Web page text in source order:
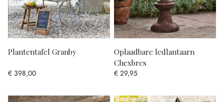
Plantentafel Granby
€ 398,00
Oplaadbare ledlantaarn
Chexbres
€ 29,95